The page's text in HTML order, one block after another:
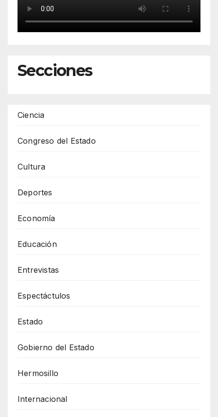
Secciones
Ciencia
Congreso del Estado
Cultura
Deportes
Economía
Educación
Entrevistas
Espectáctulos
Estado
Gobierno del Estado
Hermosillo
Internacional